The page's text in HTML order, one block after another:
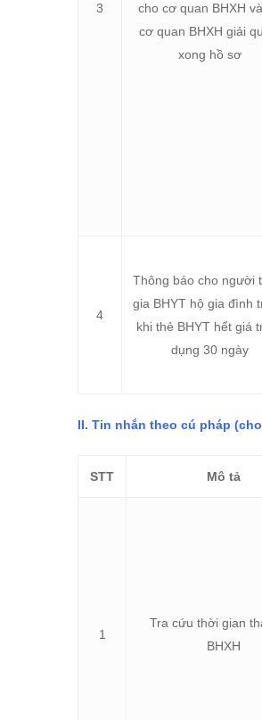
3
cho cơ quan BHXH
cơ quan BHXH giải
xong hồ sơ
4
Thông báo cho người
gia BHYT hộ gia đình
khi thẻ BHYT hết giá
dụng 30 ngày
II. Tin nhắn theo cú pháp
STT Mô tả
1
Tra cứu thời gian
BHXH